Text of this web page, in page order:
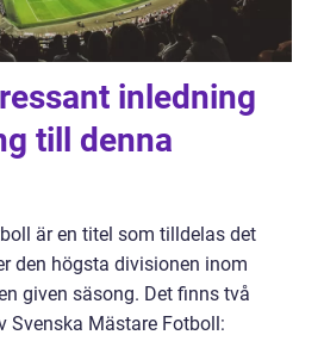
inledning
till denna
är en titel som tilldelas det
den högsta divisionen inom
given säsong. Det finns två
Svenska Mästare Fotboll: